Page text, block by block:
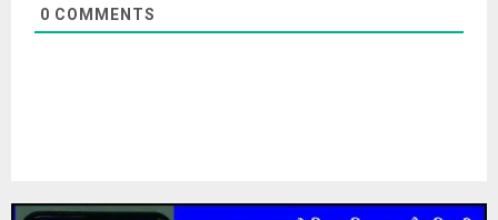
0 COMMENTS